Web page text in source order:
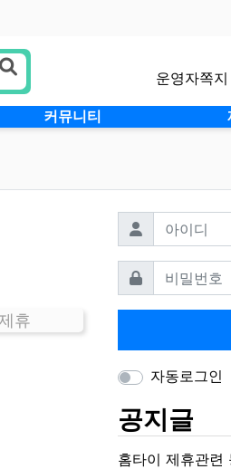
운영자쪽지
커뮤니티
휴
아이디 필수
비밀번호필수
자동로그인
공지글
홈타이 제휴관련